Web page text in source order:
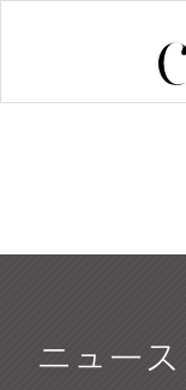
ニュー